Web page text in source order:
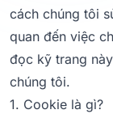
cách chúng tôi
quan đến việc
đọc kỹ trang
chúng tôi.
1. Cookie là gì?